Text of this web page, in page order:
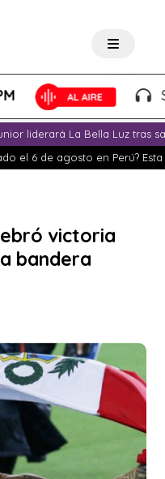
liderará La Bella Luz tras
el 6 de agosto en Perú?
victoria
bandera